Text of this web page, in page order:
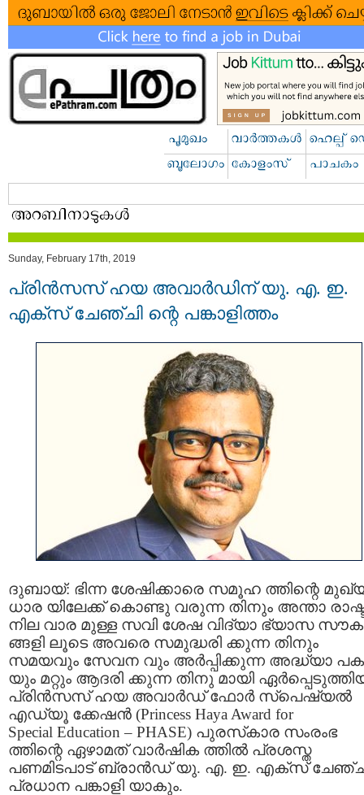
Sunday, February 17th, 2019
പ്രിൻസസ് ഹയ അവാർഡിന് യു. എ. ഇ.
എക്സ് ചേഞ്ചി ന്റെ പങ്കാളിത്തം
ദുബായ്: ഭിന്ന ശേഷിക്കാരെ സമൂഹ ത്തിന്റെ
ധാര യിലേക്ക് കൊണ്ടു വരുന്ന തിനും അന്താ
നില വാര മുള്ള സവി ശേഷ വിദ്യാ ഭ്യാസ
ങ്ങളി ലൂടെ അവരെ സമുദ്ധരി ക്കുന്ന തിനും
സമയവും സേവന വും അർപ്പിക്കുന്ന അദ്ധ്യാ
യും മറ്റും ആദരി ക്കുന്ന തിനു മായി
പ്രിൻസസ് ഹയ അവാർഡ് ഫോർ സ്പെഷ്യൽ
എഡ്യൂ ക്കേഷൻ (Princess Haya Award for
Special Education– PHASE) പുരസ്‌കാര സംരംഭ
ത്തിന്റെ ഏഴാമത് വാർഷിക ത്തിൽ പ്രശസ്ത
പണമിടപാട് ബ്രാൻഡ് യു. എ. ഇ. എക്സ്
പ്രധാന പങ്കാളി യാകും.